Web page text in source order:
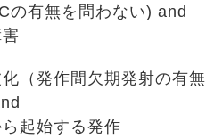
の有無を問わない) and
（発作間欠期発射の有無
起始する発作